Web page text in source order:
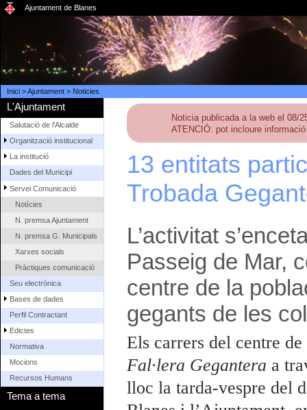
Ajuntament de Blanes
Inici>Ajuntament> Noticies
L'Ajuntament
Salutació de l'Alcalde
Organització institucional
La institució
Dades del Municipi
Servei Comunicació
Notícies
N. premsa Ajuntament
N. premsa G. Municipals
Xarxes socials
Pràctiques comunicació
Seu electrònica
Bases de dades
Perfil Contractant
Edictes
Normativa
Mocions
Recursos Humans
Tema a tema
Noticia publicada a la web el 08/
ATENCIÓ: pot incloure
13 entitats
Trobada
L’activitat
Passeig de Mar,
centre de la
gegants de les
Els carrers del centre
Fal·lera Gegantera a
lloc la tarda-vespre del